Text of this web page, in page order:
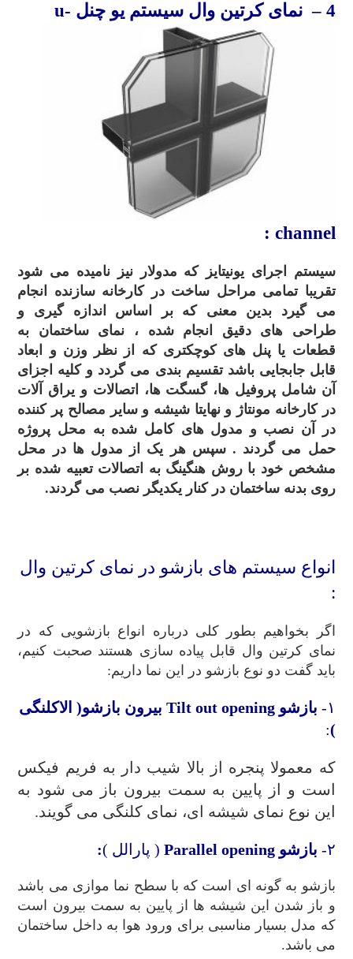
4 – نمای کرتینوالسیستمیو چنل u-
channel :
سیستم اجرای یونیتایز که مدولار نیز نامیده می شود
تقریبا تمامی مراحل ساخت در کارخانه سازنده انجام
می گیرد بدین معنی که بر اساس اندازه گیری و
طراحی های دقیق انجام شده ، نمای ساختمان به
قطعات یا پنل های کوچکتری که از نظر وزن و ابعاد
قابل جابجایی باشد تقسیم بندی می گردد و کلیه اجزای
آن شامل پروفیل ها، گسگت ها، اتصالات و یراق آلات
در کارخانه مونتاژ و نهایتا شیشه و سایر مصالح پر کننده
در آن نصب و مدول های کامل شده به محل پروژه
حمل می گردند . سپس هر یک از مدول ها در محل
مشخص خود با روش هنگینگ به اتصالات تعبیه شده بر
روی بدنه ساختمان در کنار یکدیگر نصب می گردند.
انواع سیستم های بازشو در نمای کرتین وال
:
اگر بخواهیم بطور کلی درباره انواع بازشویی که در
نمای کرتین وال قابل پیاده سازی هستند صحبت کنیم،
باید گفت دو نوع بازشو در این نما داریم:
۱- بازشو Tilt out opening بیرون بازشو( الاکلنگی
)
:
که معمولا پنجره از بالا شیب دار به فریم فیکس
است و از پایین به سمت بیرون باز می شود به
این نوع نمای شیشه ای، نمای کلنگی می گویند.
۲- بازشو Parallel opening ( پارالل ):
بازشو به گونه ای است که با سطح نما موازی می باشد
و باز شدن این شیشه ها از پایین به سمت بیرون است
که مدل بسیار مناسبی برای ورود هوا به داخل ساختمان
می باشد.